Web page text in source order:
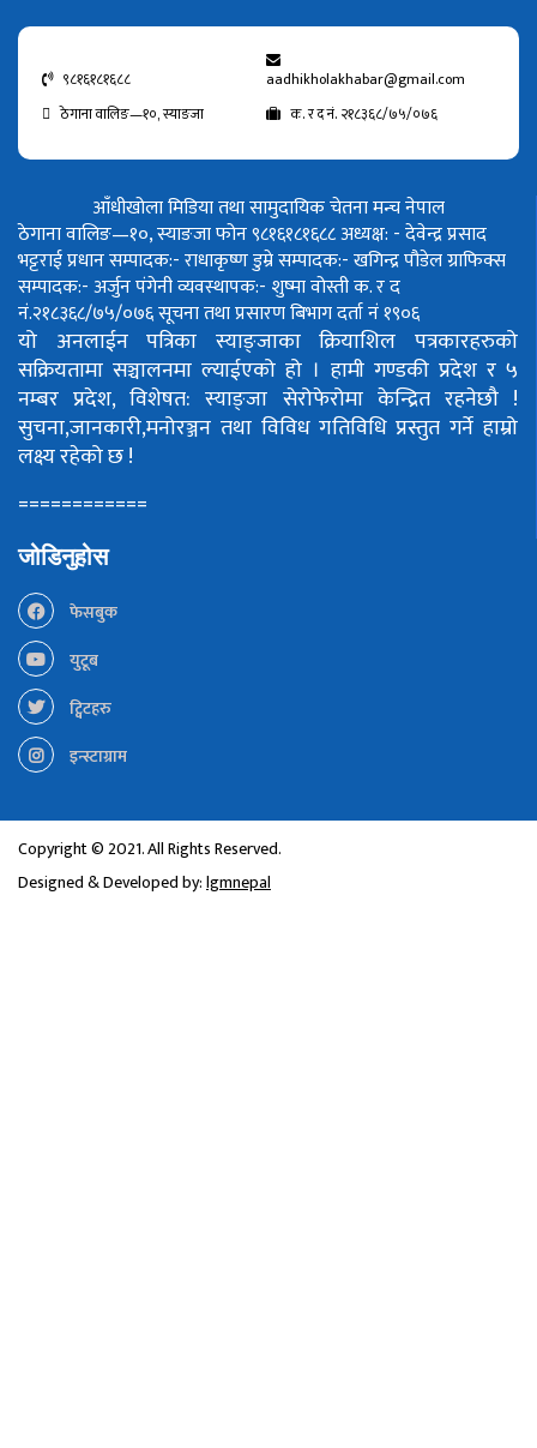
९८१६१८१६८८
aadhikholakhabar@gmail.com
ठेगाना वालिङ—१०, स्याङजा
क. र द नं. २१८३६८/७५/०७६
आँधीखोला मिडिया तथा सामुदायिक चेतना मन्च नेपाल
ठेगाना वालिङ—१०, स्याङजा फोन ९८१६१८१६८८अध्यक्ष: - देवेन्द्र प्रसाद
भट्टराईप्रधान सम्पादक:- राधाकृष्ण डुम्रेसम्पादक:- खगिन्द्र पौडेलग्राफिक्स
सम्पादक:- अर्जुन पंगेनीव्यवस्थापक:- शुष्मा वोस्तीक. र द
नं.२१८३६८/७५/०७६सूचना तथा प्रसारण बिभाग दर्ता नं १९०६
यो अनलाईन पत्रिका स्याङ्जाका क्रियाशिल पत्रकारहरुको
सक्रियतामा सञ्चालनमा ल्याईएको हो । हामी गण्डकी प्रदेश र ५
नम्बर प्रदेश, विशेषत: स्याङ्जा सेरोफेरोमा केन्द्रित रहनेछौ !
सुचना,जानकारी,मनोरञ्जन तथा विविध गतिविधि प्रस्तुत गर्ने हाम्रो
लक्ष्य रहेको छ !
============
जोडिनुहोस
फेसबुक
युटूब
ट्विटहरु
इन्स्टाग्राम
Copyright © 2021. All Rights Reserved.
Designed & Developed by:lgmnepal